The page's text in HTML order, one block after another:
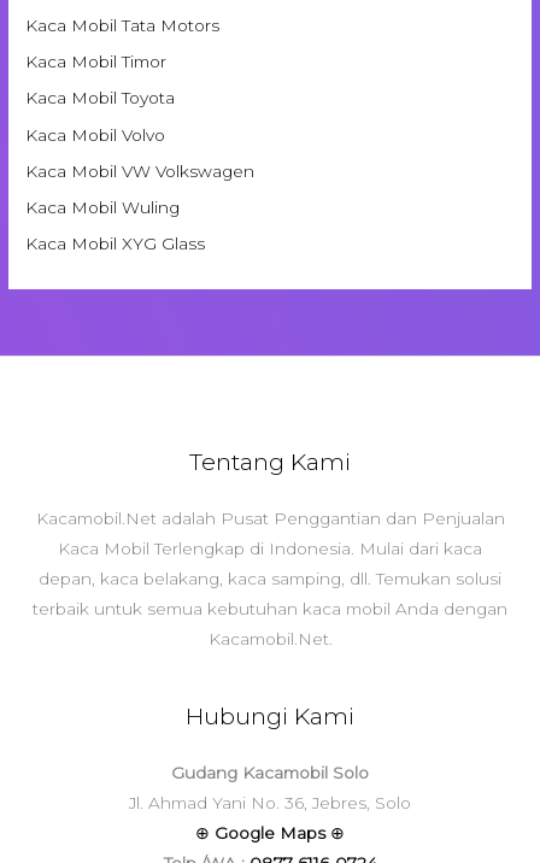
Kaca Mobil Tata Motors
Kaca Mobil Timor
Kaca Mobil Toyota
Kaca Mobil Volvo
Kaca Mobil VW Volkswagen
Kaca Mobil Wuling
Kaca Mobil XYG Glass
Tentang Kami
Kacamobil.Net adalah Pusat Penggantian dan Penjualan
Kaca Mobil Terlengkap di Indonesia. Mulai dari kaca
depan, kaca belakang, kaca samping, dll. Temukan solusi
terbaik untuk semua kebutuhan kaca mobil Anda dengan
Kacamobil.Net.
Hubungi Kami
Gudang Kacamobil Solo
Jl. Ahmad Yani No. 36, Jebres, Solo
⊕ Google Maps ⊕